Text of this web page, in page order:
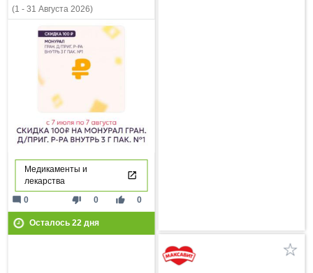
(1 - 31 Августа 2026)
Медикаменты и
лекарства
thumb_down 0 thumb_up 0
mode_comment 0
Осталось 22дня